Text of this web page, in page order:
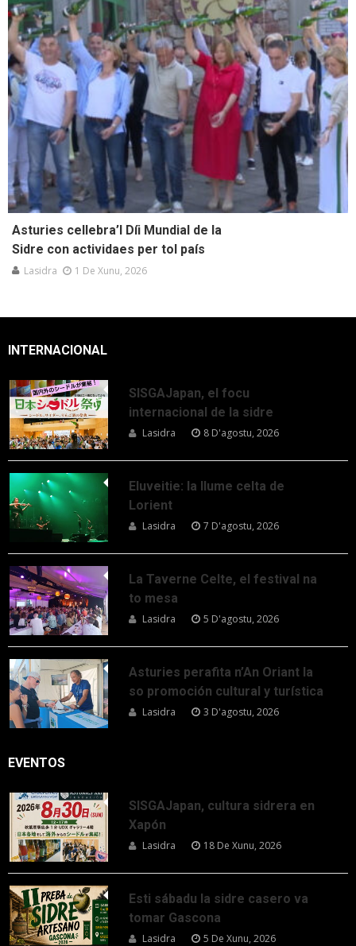
Asturies cellebra’l Díi Mundial de la
Sidre con actividaes per tol país
Lasidra 1 De Xunu, 2026
INTERNACIONAL
SISGAJapan, el focu
internacional de la sidre
Lasidra 8 D'agostu, 2026
Eluveitie: la llume celta de
Lorient
Lasidra 7 D'agostu, 2026
La Taverne Celte, el festival na
to mesa
Lasidra 5 D'agostu, 2026
Asturies perafita n’An Oriant la
so promoción cultural y turística
Lasidra 3 D'agostu, 2026
EVENTOS
SISGAJapan, cultura sidrera en
Xapón
Lasidra 18 De Xunu, 2026
Esti sábadu la sidre casero va
tomar Gascona
Lasidra 5 De Xunu, 2026